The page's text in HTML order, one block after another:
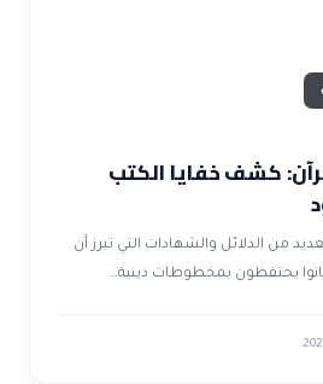
كشف خفايا الكتب
من الدلائل والشهادات التي تبرز أن
يحتفظون بمخطوطات دينية…